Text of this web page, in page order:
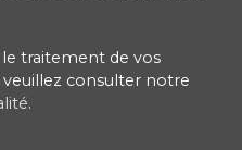
traitement de vos
consulter notre
.